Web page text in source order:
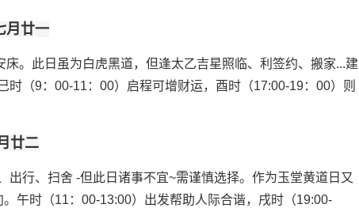
月廿一
。此日虽为白虎黑道，但逢太乙吉星照临、利签约、搬家...建
时（9：00-11：00）启程可增财运，酉时（17:00-19：00）则
廿二
出行、扫舍 -但此日诸事不宜~需谨慎选择。作为玉堂黄道日又
午时（11：00-13:00）出发帮助人际合谐，戌时（19:00-